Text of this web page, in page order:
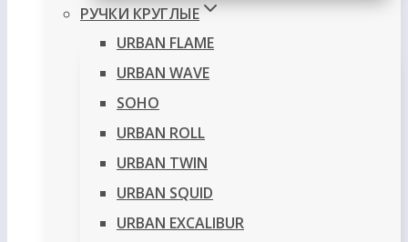
РУЧКИ КРУГЛЫЕ
URBAN FLAME
URBAN WAVE
SOHO
URBAN ROLL
URBAN TWIN
URBAN SQUID
URBAN EXCALIBUR